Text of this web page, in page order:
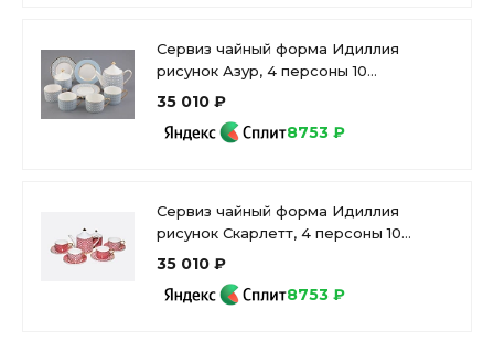
Сервиз чайный форма Идиллия
рисунок Азур, 4 персоны 10
предметов, арт. 81.27757.00.1
35 010 ₽
8753 ₽
Сервиз чайный форма Идиллия
рисунок Скарлетт, 4 персоны 10
предметов, арт. 81.27756.00.1
35 010 ₽
8753 ₽